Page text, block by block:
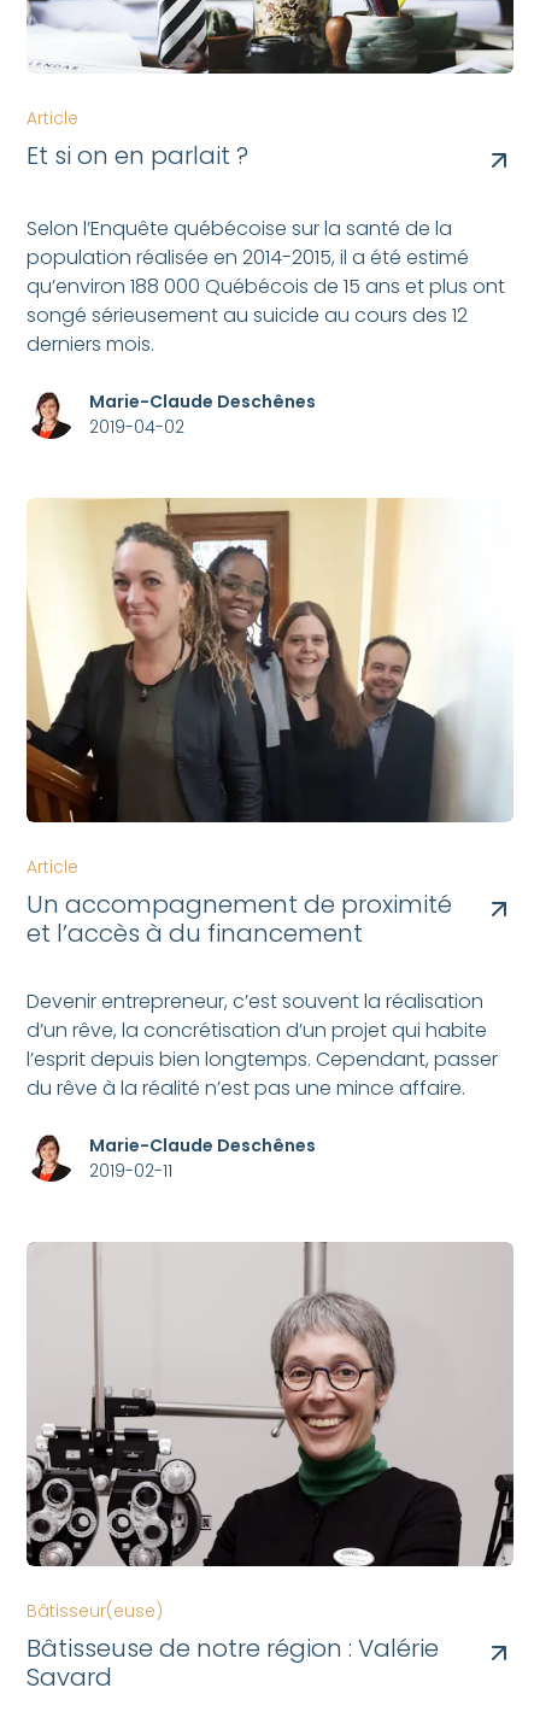
Article
Et si on en parlait ?
Selon l’Enquête québécoise sur la santé de la
population réalisée en 2014-2015, il a été estimé
qu’environ 188 000 Québécois de 15 ans et plus ont
songé sérieusement au suicide au cours des 12
derniers mois.
Marie-Claude Deschênes
2019-04-02
Article
Un accompagnement de proximité
et l’accès à du financement
Devenir entrepreneur, c’est souvent la réalisation
d’un rêve, la concrétisation d’un projet qui habite
l’esprit depuis bien longtemps. Cependant, passer
du rêve à la réalité n’est pas une mince affaire.
Marie-Claude Deschênes
2019-02-11
Bâtisseur(euse)
Bâtisseuse de notre région : Valérie
Savard